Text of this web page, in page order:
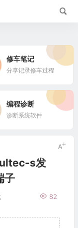
修车笔记
分享记录修车过程
编程诊断
诊断系统软件
s发
子
82